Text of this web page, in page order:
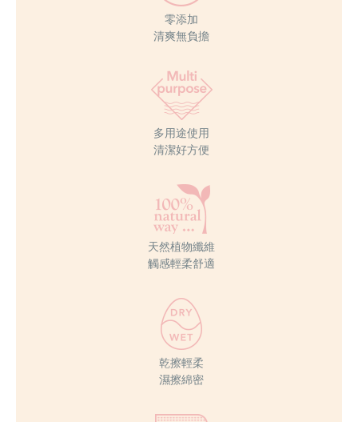
零添加
清爽無負擔
多用途使用
清潔好方便
天然植物纖維
觸感輕柔舒適
乾擦輕柔
濕擦綿密